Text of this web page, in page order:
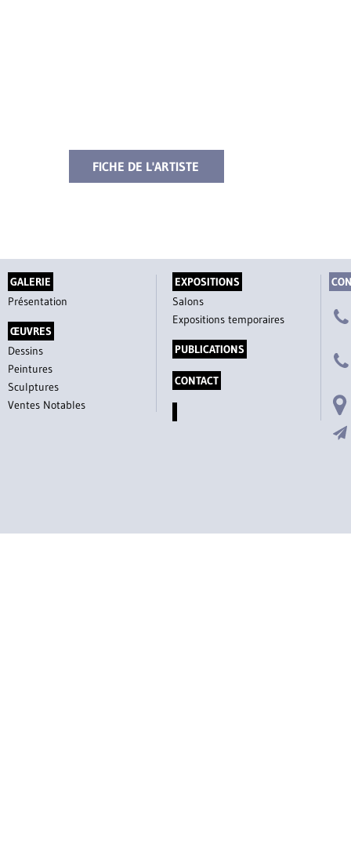
FICHE DE L'ARTISTE
GALERIE
Présentation
ŒUVRES
Dessins
Peintures
Sculptures
Ventes Notables
EXPOSITIONS
Salons
Expositions temporaires
PUBLICATIONS
CONTACT